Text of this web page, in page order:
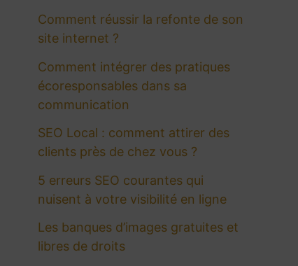
e
r
:
Comment réussir la refonte de son
site internet ?
Comment intégrer des pratiques
écoresponsables dans sa
communication
SEO Local : comment attirer des
clients près de chez vous ?
5 erreurs SEO courantes qui
nuisent à votre visibilité en ligne
Les banques d’images gratuites et
libres de droits